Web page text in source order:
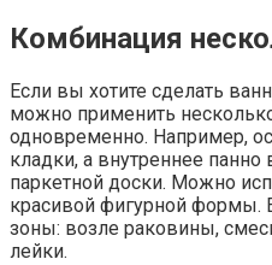
Комбинация
Если вы хотите сделать
можно применить
одновременно. Например,
кладки, а внутреннее
паркетной доски. Можно
красивой фигурной
зоны: возле раковины,
лейки.